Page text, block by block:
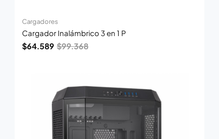
Cargadores
Cargador Inalámbrico 3 en 1 P
$99.368
$64.589